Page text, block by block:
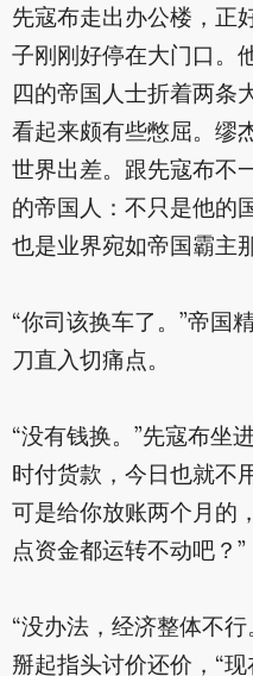
先寇布走出办公楼，正
子刚刚好停在大门口。
四的帝国人士折着两条
看起来颇有些憋屈。缪
世界出差。跟先寇布不
的帝国人：不只是他的
也是业界宛如帝国霸主
“你司该换车了。”帝国
刀直入切痛点。
“没有钱换。”先寇布坐
时付货款，今日也就不
可是给你放账两个月的
点资金都运转不动吧？”
“没办法，经济整体不
掰起指头讨价还价，“